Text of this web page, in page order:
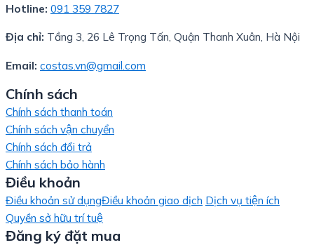
Hotline: 091 359 7827
Địa chỉ: Tầng 3, 26 Lê Trọng Tấn, Quận Thanh Xuân, Hà Nội
Email: costas.vn@gmail.com
Chính sách
Chính sách thanh toán
Chính sách vận chuyển
Chính sách đổi trả
Chính sách bảo hành
Điều khoản
Điều khoản sử dụngĐiều khoản giao dịch Dịch vụ tiện ích
Quyền sở hữu trí tuệ
Đăng ký đặt mua